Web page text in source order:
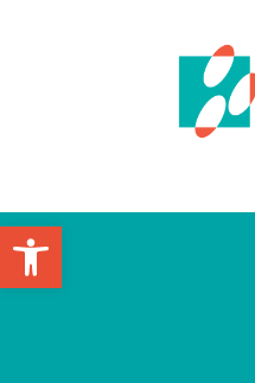
Otwórz pasek narzędzi